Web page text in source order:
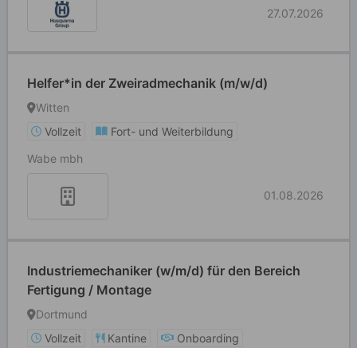
27.07.2026
Helfer*in der Zweiradmechanik (m/w/d)
Witten
Vollzeit
Fort- und Weiterbildung
Wabe mbh
01.08.2026
Industriemechaniker (w/m/d) für den Bereich
Fertigung / Montage
Dortmund
Vollzeit
Kantine
Onboarding